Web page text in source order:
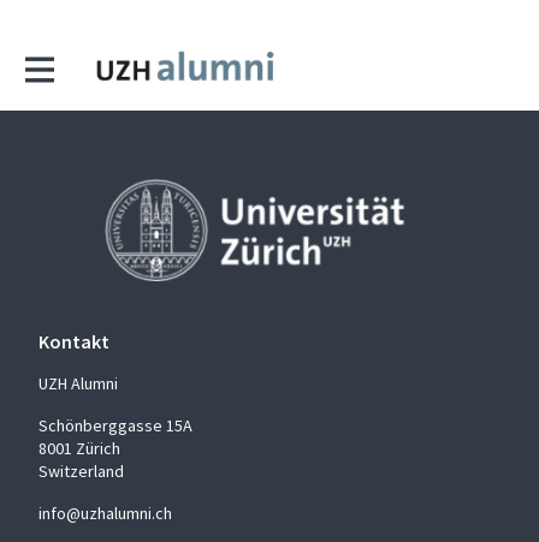
Kontakt
UZH Alumni
Schönberggasse 15A
8001 Zürich
Switzerland
info@uzhalumni.ch